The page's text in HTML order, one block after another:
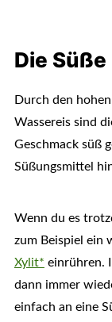
Die Süße
Durch den
Wassereis sind
Geschmack süß
Süßungsmittel
Wenn du es
zum Beispiel ein
Xylit* einrühren.
dann immer
einfach an eine